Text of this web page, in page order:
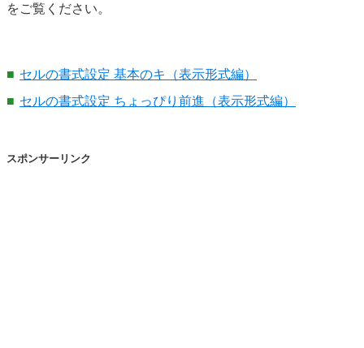
をご覧ください。
セルの書式設定 基本のキ（表示形式編）
セルの書式設定 ちょっぴり前進（表示形式編）
スポンサーリンク